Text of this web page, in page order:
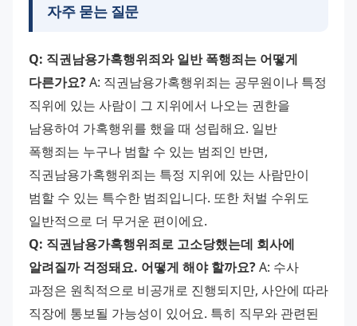
자주 묻는 질문
Q: 직권남용가혹행위죄와 일반 폭행죄는 어떻게
다른가요? A: 직권남용가혹행위죄는 공무원이나 특정
직위에 있는 사람이 그 지위에서 나오는 권한을
남용하여 가혹행위를 했을 때 성립해요. 일반
폭행죄는 누구나 범할 수 있는 범죄인 반면,
직권남용가혹행위죄는 특정 지위에 있는 사람만이
범할 수 있는 특수한 범죄입니다. 또한 처벌 수위도
일반적으로 더 무거운 편이에요.
Q: 직권남용가혹행위죄로 고소당했는데 회사에
알려질까 걱정돼요. 어떻게 해야 할까요? A: 수사
과정은 원칙적으로 비공개로 진행되지만, 사안에 따라
직장에 통보될 가능성이 있어요. 특히 직무와 관련된